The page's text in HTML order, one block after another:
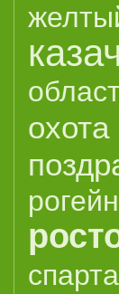
рогейн